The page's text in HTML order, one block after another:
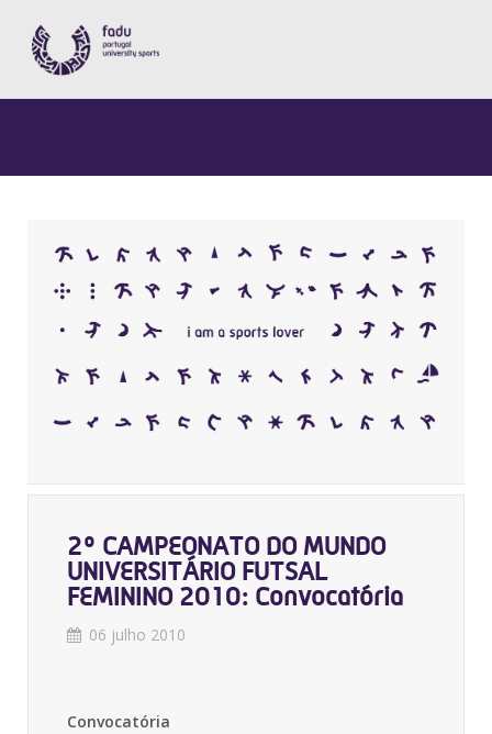
2º CAMPEONATO DO MUNDO
UNIVERSITÁRIO FUTSAL
FEMININO 2010: Convocatória
06 julho 2010
Convocatória